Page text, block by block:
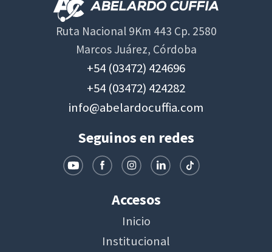
Ruta Nacional 9Km 443 Cp. 2580
Marcos Juárez, Córdoba
+54 (03472) 424696
+54 (03472) 424282
info@abelardocuffia.com
Seguinos en redes
Accesos
Inicio
Institucional